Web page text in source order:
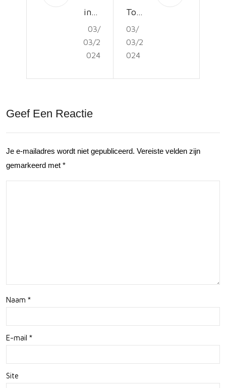
insv
rien
deli
Am
met
03/
03/2
024
Top
10
Lok
ber
03/
03/2
024
Geef Een Reactie
Je e-mailadres wordt niet gepubliceerd. Vereiste velden zijn
gemarkeerd met *
Naam *
E-mail *
Site